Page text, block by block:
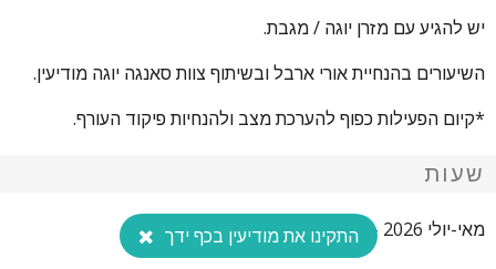
יש להגיע עם מזרן יוגה / מגבת.
השיעורים בהנחיית אורי ארבל ובשיתוף צוות סאנגה יוגה מודיעין.
*קיום הפעילות כפוף להערכת מצב ולהנחיות פיקוד העורף.
שעות
מאי-יולי 2026 - ימי ראשון, 18:30-19:30. התקינו את מודיעין בכף ידך